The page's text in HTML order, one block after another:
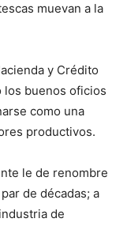
muevan a la
y Crédito
los buenos oficios
como una
productivos.
le de renombre
de décadas; a
de